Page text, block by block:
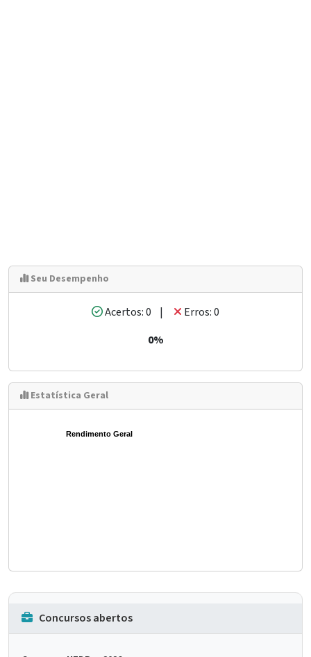
Seu Desempenho
Acertos: 0 |
Erros: 0
0%
Estatística Geral
Rendimento Geral
Concursos abertos